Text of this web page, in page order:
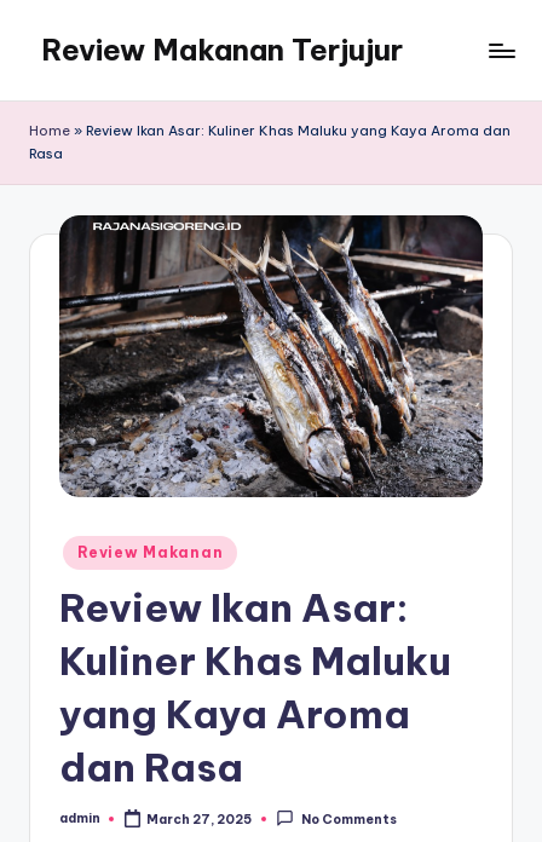
content
Review Makanan Terjujur
Home » Review Ikan Asar: Kuliner Khas Maluku yang Kaya Aroma dan
Rasa
Posted
in
Review Makanan
Review Ikan Asar:
Kuliner Khas Maluku
yang Kaya Aroma
dan Rasa
Posted
admin March 27, 2025 No Comments